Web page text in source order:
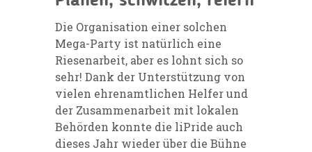
Die Organisation einer solchen
Mega-Party ist natürlich eine
Riesenarbeit, aber es lohnt sich so
sehr! Dank der Unterstützung von
vielen ehrenamtlichen Helfer und
der Zusammenarbeit mit lokalen
Behörden konnte die liPride auch
dieses Jahr wieder über die Bühne